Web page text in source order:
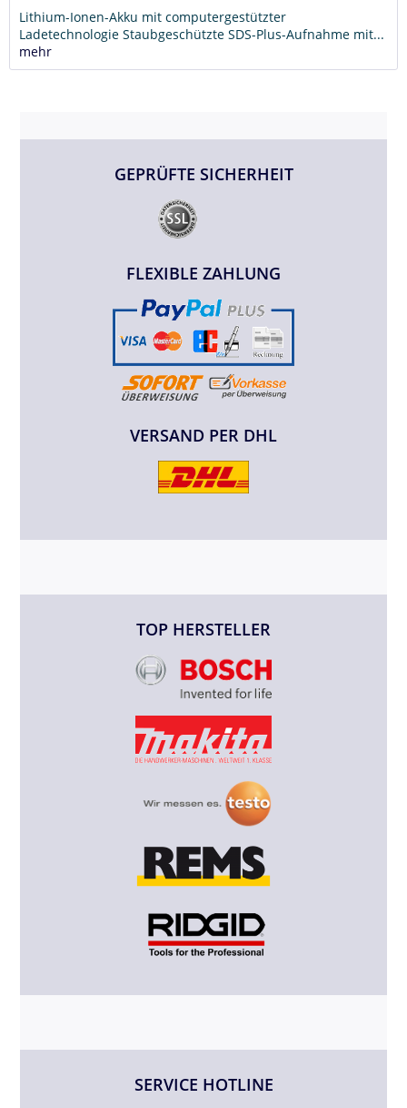
Lithium-Ionen-Akku mit computergestützter
Ladetechnologie Staubgeschützte SDS-Plus-Aufnahme mit...
mehr
GEPRÜFTE SICHERHEIT
FLEXIBLE ZAHLUNG
VERSAND PER DHL
TOP HERSTELLER
SERVICE HOTLINE